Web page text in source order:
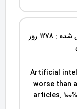
ارسال شده : 1278 روز
Artificial
worse than
articles.